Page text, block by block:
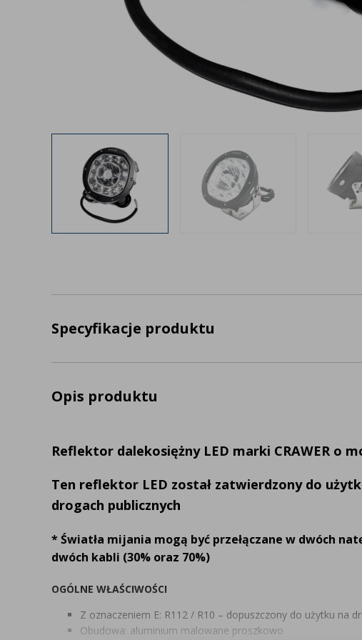
Specyfikacje produktu
Opis produktu
Reflektor dalekosiężny LED marki CRAWER o
Ten reflektor LED został zatwierdzony do
drogach publicznych
* Światła mijania mogą być przełączane w dwóch
dwóch kabli (30% oraz 70%)
OGÓLNE WŁAŚCIWOŚCI
Z oznaczeniem E: R112 / R10 – dopuszczony do użytku na
Obudowa: aluminium malowane proszkowo